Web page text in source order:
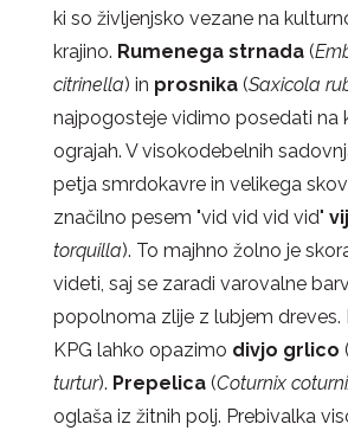
ki so življenjsko vezane na
krajino. Rumenega strnada (
citrinella) in prosnika (Saxicola
najpogosteje vidimo posedati na
ograjah. V visokodebelnih
petja smrdokavre in velikega
značilno pesem "vid vid vid vid"
torquilla). To majhno žolno je
videti, saj se zaradi varovalne
popolnoma zlije z lubjem dreves.
KPG lahko opazimo divjo grlico (
turtur). Prepelica (Coturnix
oglaša iz žitnih polj. Prebivalka